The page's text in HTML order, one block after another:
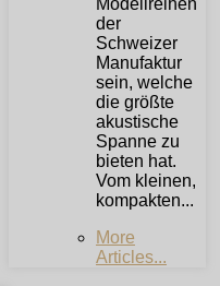
der
Schweizer
Manufaktur
sein, welche
die größte
akustische
Spanne zu
bieten hat.
Vom kleinen,
kompakten...
More
Articles...